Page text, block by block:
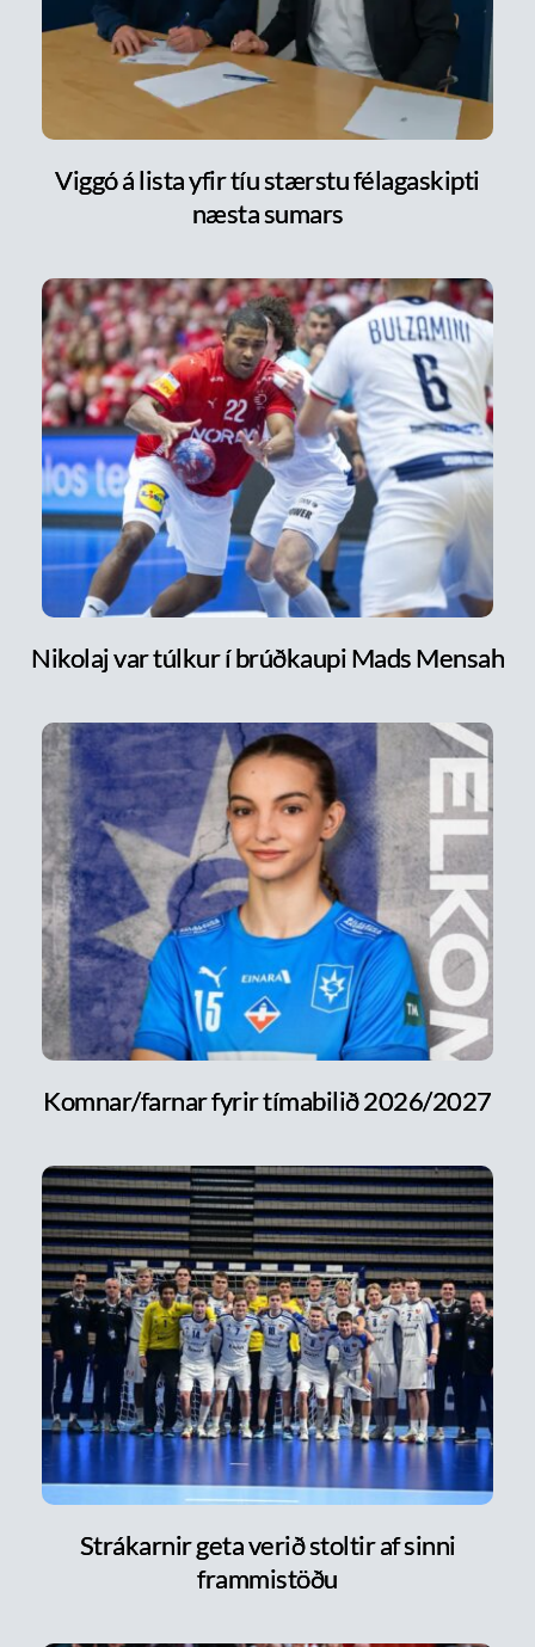
Viggó á lista yfir tíu stærstu félagaskipti
næsta sumars
Nikolaj var túlkur í brúðkaupi Mads Mensah
Komnar/farnar fyrir tímabilið 2026/2027
Strákarnir geta verið stoltir af sinni
frammistöðu